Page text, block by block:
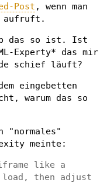
Post , wenn man
aufruft.
das so ist. Ist
Experty* das mir
schief läuft?
eingebetten
warum das so
meinte:
like a
then adjust